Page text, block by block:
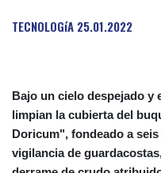
TECNOLOGíA 25.01.2022
Bajo un cielo despejado y
limpian la cubierta del
Doricum", fondeado a
vigilancia de